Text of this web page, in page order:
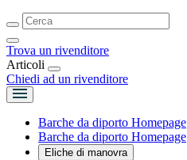
Trova un rivenditore
Articoli
Chiedi ad un rivenditore
Barche da diporto Homepage
Barche da diporto Homepage
Eliche di manovra